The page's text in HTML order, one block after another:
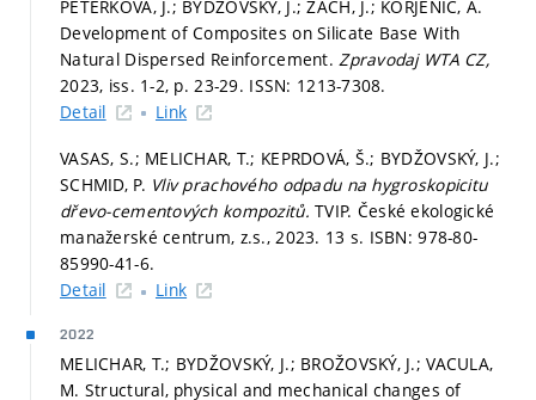
PETERKOVÁ, J.; BYDŽOVSKÝ, J.; ZACH, J.; KORJENIC, A.
Development of Composites on Silicate Base With
Natural Dispersed Reinforcement.Zpravodaj WTA CZ,
2023, iss. 1-2, p. 23-29. ISSN: 1213-7308.
Detail
Link
VASAS, S.; MELICHAR, T.; KEPRDOVÁ, Š.; BYDŽOVSKÝ, J.;
SCHMID, P. Vliv prachového odpadu na hygroskopicitu
dřevo-cementových kompozitů.TVIP. České ekologické
manažerské centrum, z.s., 2023. 13 s. ISBN: 978-80-
85990-41-6.
Detail
Link
2022
MELICHAR, T.; BYDŽOVSKÝ, J.; BROŽOVSKÝ, J.; VACULA,
M. Structural, physical and mechanical changes of